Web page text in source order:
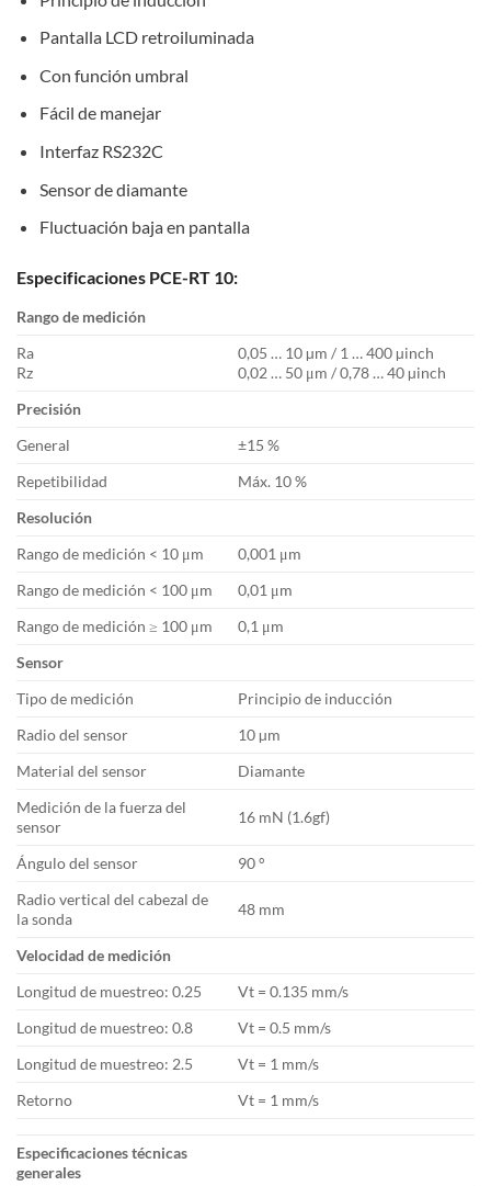
Pantalla LCD retroiluminada
Con función umbral
Fácil de manejar
Interfaz RS232C
Sensor de diamante
Fluctuación baja en pantalla
Especificaciones PCE-RT 10:
Rango de medición
Ra
Rz
0,05 … 10 µm / 1 … 400 µinch
0,02 … 50 μm / 0,78 … 40 µinch
Precisión
General
±15 %
Repetibilidad
Máx. 10 %
Resolución
Rango de medición < 10 μm
0,001 μm
Rango de medición < 100 μm
0,01 μm
Rango de medición ≥ 100 μm
0,1 μm
Sensor
Tipo de medición
Principio de inducción
Radio del sensor
10 µm
Material del sensor
Diamante
Medición de la fuerza del
sensor
16 mN (1.6gf)
Ángulo del sensor
90 °
Radio vertical del cabezal de
la sonda
48 mm
Velocidad de medición
Longitud de muestreo: 0.25
Vt = 0.135 mm/s
Longitud de muestreo: 0.8
Vt = 0.5 mm/s
Longitud de muestreo: 2.5
Vt = 1 mm/s
Retorno
Vt = 1 mm/s
Especificaciones técnicas
generales